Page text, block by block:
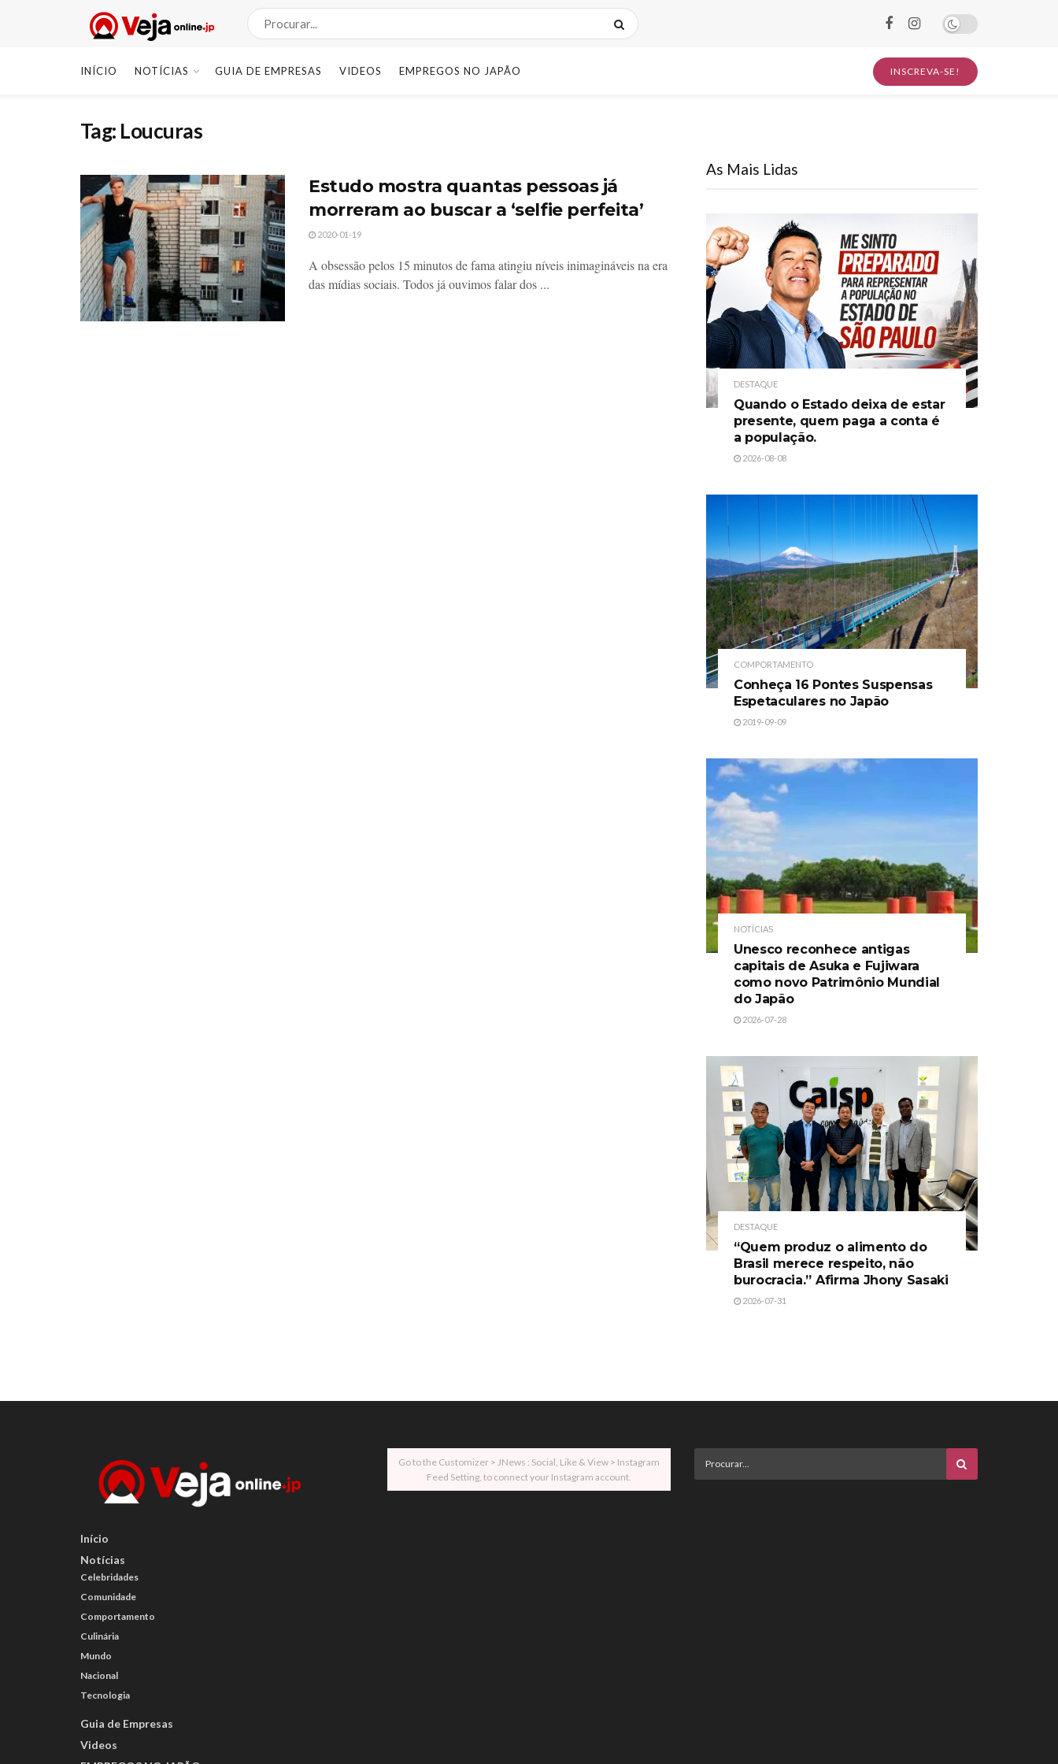
INÍCIO NOTÍCIAS GUIA DE EMPRESAS VIDEOS EMPREGOS NO JAPÃO INSCREVA-SE!
Tag: Loucuras
Estudo mostra quantas pessoas já
morreram ao buscar a ‘selfie perfeita’
2020-01-19
A obsessão pelos 15 minutos de fama atingiu níveis inimagináveis na era
das mídias sociais. Todos já ouvimos falar dos ...
As Mais Lidas
DESTAQUE
Quando o Estado deixa de estar
presente, quem paga a conta é
a população.
2026-08-08
COMPORTAMENTO
Conheça 16 Pontes Suspensas
Espetaculares no Japão
2019-09-09
NOTÍCIAS
Unesco reconhece antigas
capitais de Asuka e Fujiwara
como novo Patrimônio Mundial
do Japão
2026-07-28
DESTAQUE
“Quem produz o alimento do
Brasil merece respeito, não
burocracia.” Afirma Jhony Sasaki
2026-07-31
Início
Notícias
Celebridades
Comunidade
Comportamento
Culinária
Mundo
Nacional
Tecnologia
Guia de Empresas
Videos
Go to the Customizer > JNews : Social, Like & View > Instagram
Feed Setting, to connect your Instagram account.